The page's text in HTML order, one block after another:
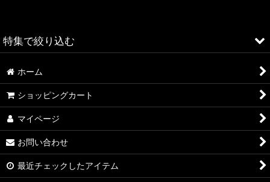
並び順:
特集で絞り込む
ALFA ROMEO > 156
ALFA ROMEO > 147
ALFA ROMEO > 159
A4
ホーム
ショッピングカート
マイページ
お問い合わせ
最近チェックしたアイテム